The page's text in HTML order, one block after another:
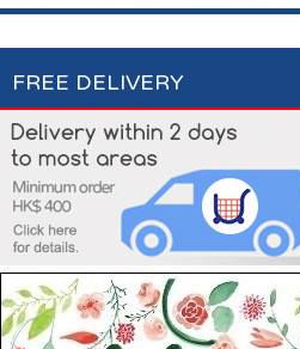
FREE DELIVERY